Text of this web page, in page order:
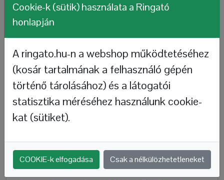
KÖSZÖNTELEK AZ ÚJ HONLAPOMON!
Gállné Gróh Ili
2022-06-21
Szeretettel köszöntök minden Olvasót! Igazi meglepetés
volt számomra, mert ez a honlap egy ajándék a fiamtól. Ő
munkája. Nem tudtam, hogy ezen dolgozik,...
Cookie-k (sütik) használata a Ringató
honlapján
A ringato.hu-n a webshop működtetéséhez
(kosár tartalmának a felhasználó gépén
történő tárolásához) és a látogatói
statisztika méréséhez használunk cookie-
kat (sütiket).
COOKIE-k elfogadása Csak a nélkülözhetetleneket